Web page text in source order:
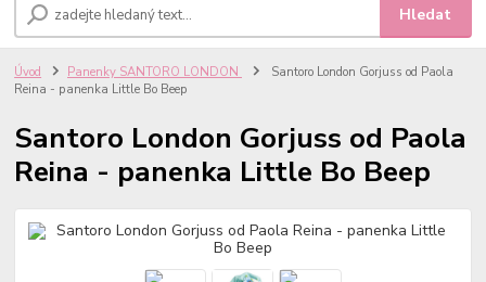
Hledat
Úvod Panenky SANTORO LONDON
Santoro London Gorjuss od Paola
Reina - panenka Little Bo Beep
Santoro London Gorjuss od Paola
Reina - panenka Little Bo Beep